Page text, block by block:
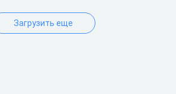
Загрузить еще